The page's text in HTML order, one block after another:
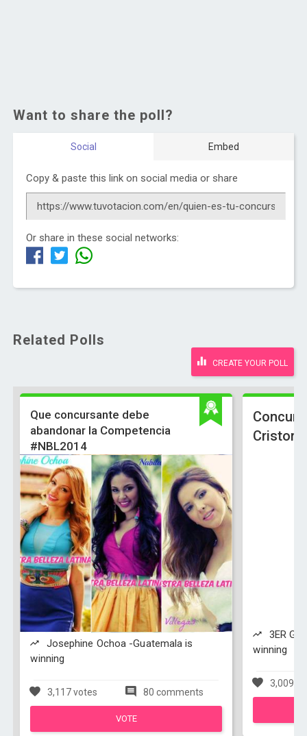
Want to share the poll?
Social Embed
Copy & paste this link on social media or share
Or share in these social networks:
Related Polls
CREATE YOUR POLL
Que concursante debe
abandonar la Competencia
#NBL2014
Josephine Ochoa -Guatemala is
winning
3,117 votes 80 comments
VOTE
3ER
winning
3,009